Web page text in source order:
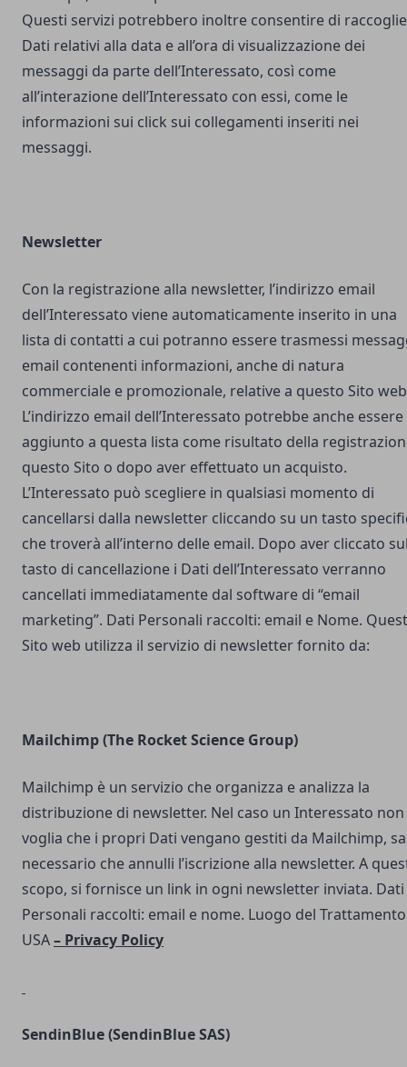
Questi servizi potrebbero inoltre consentire di
Dati relativi alla data e all’ora di visualizzazione dei
messaggi da parte dell’Interessato, così come
all’interazione dell’Interessato con essi, come le
informazioni sui click sui collegamenti inseriti nei
messaggi.
Newsletter
Con la registrazione alla newsletter, l’indirizzo email
dell’Interessato viene automaticamente inserito in una
lista di contatti a cui potranno essere trasmessi
email contenenti informazioni, anche di natura
commerciale e promozionale, relative a questo Sito
L’indirizzo email dell’Interessato potrebbe anche essere
aggiunto a questa lista come risultato della
questo Sito o dopo aver effettuato un acquisto.
L’Interessato può scegliere in qualsiasi momento di
cancellarsi dalla newsletter cliccando su un tasto
che troverà all’interno delle email. Dopo aver cliccato
tasto di cancellazione i Dati dell’Interessato verranno
cancellati immediatamente dal software di “email
marketing”. Dati Personali raccolti: email e Nome.
Sito web utilizza il servizio di newsletter fornito da:
Mailchimp (The Rocket Science Group)
Mailchimp è un servizio che organizza e analizza la
distribuzione di newsletter. Nel caso un Interessato non
voglia che i propri Dati vengano gestiti da Mailchimp,
necessario che annulli l’iscrizione alla newsletter. A
scopo, si fornisce un link in ogni newsletter inviata. Dati
Personali raccolti: email e nome. Luogo del
USA– Privacy Policy
SendinBlue(SendinBlue SAS)